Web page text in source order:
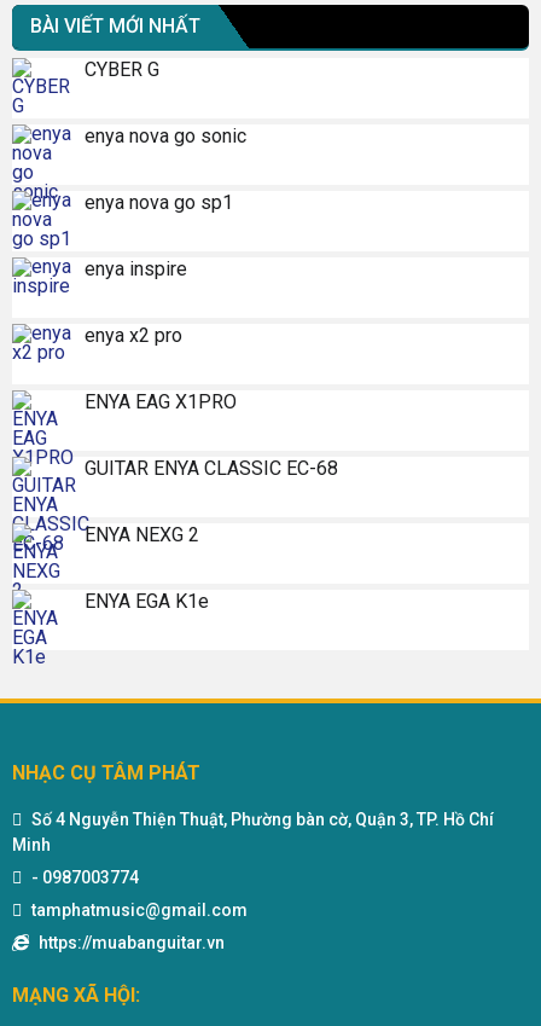
BÀI VIẾT MỚI NHẤT
CYBER G
enya nova go sonic
enya nova go sp1
enya inspire
enya x2 pro
ENYA EAG X1PRO
GUITAR ENYA CLASSIC EC-68
ENYA NEXG 2
ENYA EGA K1e
NHẠC CỤ TÂM PHÁT
Số 4 Nguyễn Thiện Thuật, Phường bàn cờ, Quận 3, TP. Hồ Chí
Minh
- 0987003774
tamphatmusic@gmail.com
https://muabanguitar.vn
MẠNG XÃ HỘI: